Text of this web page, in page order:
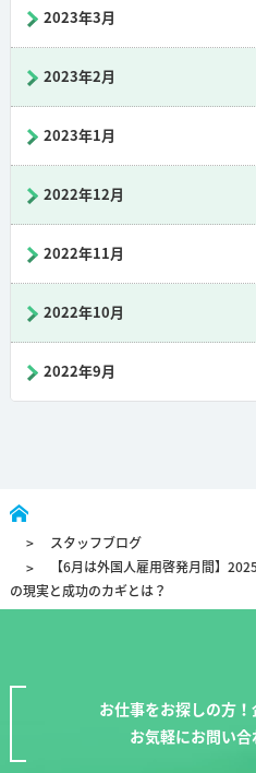
2023年3月
2023年2月
2023年1月
2022年12月
2022年11月
2022年10月
2022年9月
スタッフブログ
【6月は外国人雇用啓発月間】
の現実と成功のカギとは？
お仕事をお探しの方！
お気軽にお問い合